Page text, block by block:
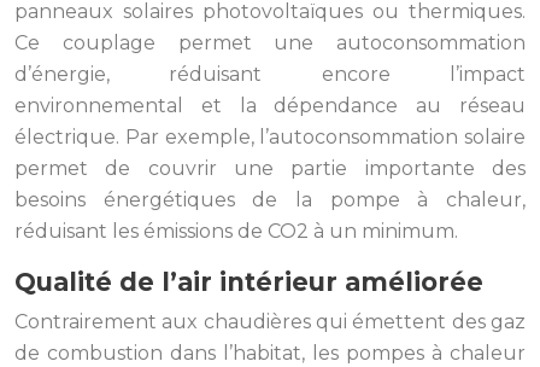
panneaux solaires photovoltaïques ou thermiques.
Ce couplage permet une autoconsommation
d’énergie, réduisant encore l’impact
environnemental et la dépendance au réseau
électrique. Par exemple, l’autoconsommation solaire
permet de couvrir une partie importante des
besoins énergétiques de la pompe à chaleur,
réduisant les émissions de CO2 à un minimum.
Qualité de l’air intérieur améliorée
Contrairement aux chaudières qui émettent des gaz
de combustion dans l’habitat, les pompes à chaleur